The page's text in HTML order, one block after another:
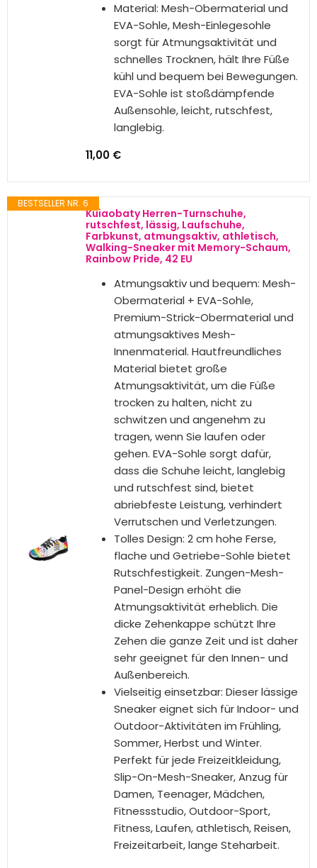
Futter mit bequemem und
weichem Stoff, nicht stickig und
nicht an den Füßen klebend,
atmungsaktiver, gedämpfter und
leichter als andere gewöhnliche
Einlegesohlen, angenehmer zu
tragen.
STILVOLLE FITNESSSCHUHE:
Wandern, Einkaufen, Reisen,
Fitnessstudio und sogar zur Arbeit.
Fitness-Sneaker lassen sich leicht
an Ihre Füße anpassen und sind
nicht nur für Indoor- und Outdoor-
Aktivitäten geeignet, sondern
auch im Alltag stylisch.
22,41 €
Kuiaobaty Lässige Mesh-Turnschuhe für
Damen, modische Sneaker, bequeme
Laufschuhe, atmungsaktiv, Walking-
Tennisschuh, Slip-On-Schuh, Lgbtq
Pride, 42 EU
❈【Leicht und bequem】 Nicht
durch Schuhspitze gebunden, Slip
on Mesh Schuhe mit einer Pull Tab
zum An- und Ausziehen leicht
anzuziehen; Gute Dehnung
ermöglicht dem Fuß sicheren Sitz,
ohne zu schleifen Füße;
atmungsaktiv und leicht bieten
große Freiheit und Komfort.
💘【Feature】: 2 Zentimeter Höhe
Flach, rutschfeste Sohle kann den
Aufprall gleichmäßig verteilen und
die Belastung der Füße reduzieren.
Die Form der Sohle ist vollständig
ergonomisch gestaltet, um eine
gute Unterstützung des
Fußgewölbes zu bieten.
Material: Mesh-Obermaterial und
EVA-Sohle, Mesh-Einlegesohle
sorgt für Atmungsaktivität und
schnelles Trocknen, hält Ihre Füße
kühl und bequem bei Bewegungen.
EVA-Sohle ist stoßdämpfende
Außensohle, leicht, rutschfest,
langlebig.